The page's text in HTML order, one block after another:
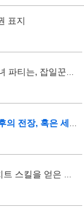
표지
파티는, 잡일꾼인
] 1권 표지
의 전장, 혹은 세계
스킬을 얻은 나
] 14권 표지